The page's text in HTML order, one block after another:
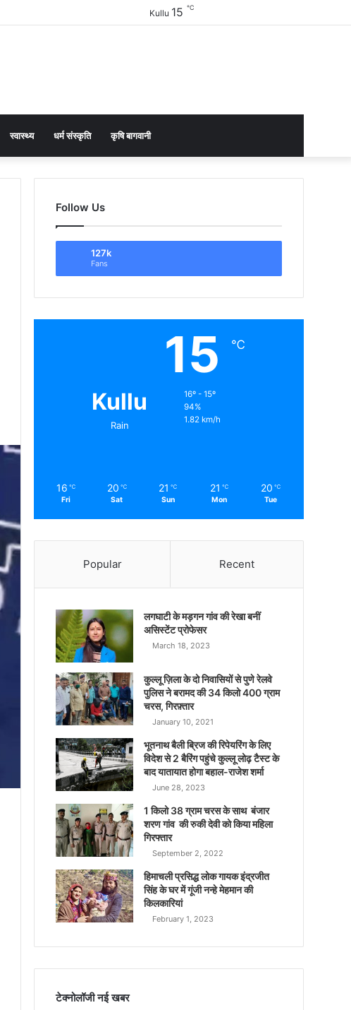
Kullu 15 ℃
स्वास्थ्य धर्म संस्कृति कृषि बागवानी
Follow Us
127k
Fans
Kullu
Rain
15 ℃
16º - 15º
94%
1.82 km/h
16 ℃
Fri
20 ℃
Sat
21 ℃
Sun
21 ℃
Mon
20 ℃
Tue
Popular Recent
लगघाटी के मड़गन गांव की रेखा बनीं
असिस्टेंट प्रोफेसर
March 18, 2023
कुल्लू ज़िला के दो निवासियों से पुणे रेलवे
पुलिस ने बरामद की 34 किलो 400 ग्राम
चरस, गिरफ़्तार
January 10, 2021
भूतनाथ बैली ब्रिज की रिपेयरिंग के लिए
विदेश से 2 बैरिंग पहुंचे कुल्लू लोढ़ टैस्ट के
बाद यातायात होगा बहाल-राजेश शर्मा
June 28, 2023
1 किलो 38 ग्राम चरस के साथ बंजार
शरण गांव की रुकी देवी को किया महिला
गिरफ्तार
September 2, 2022
हिमाचली प्रसिद्ध लोक गायक इंद्रजीत
सिंह के घर में गूंजी नन्हे मेहमान की
किलकारियां
February 1, 2023
टेक्नोलॉजी नई खबर